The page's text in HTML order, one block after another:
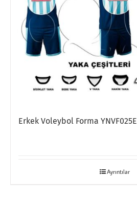
Erkek Voleybol Forma YNVF025E
Ayrıntılar